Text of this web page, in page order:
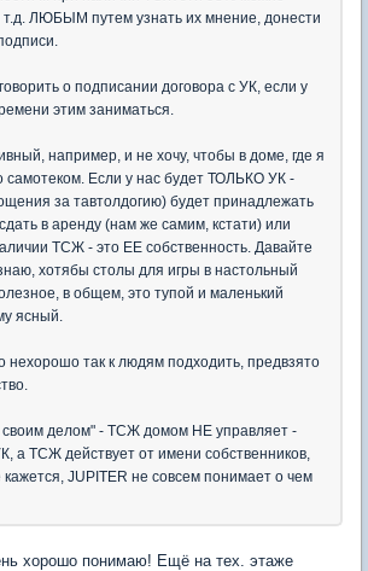
т.д. ЛЮБЫМ путем узнать их мнение, донести
о подписании договора с УК, если у
этим заниматься.
например, и не хочу, чтобы в доме, где я
самотеком. Если у нас будет ТОЛЬКО УК -
за тавтолдогию) будет принадлежать
в аренду (нам же самим, кстати) или
ТСЖ - это ЕЕ собственность. Давайте
хотябы столы для игры в настольный
в общем, это тупой и маленький
ясный.
нехорошо так к людям подходить, предвзято
своим делом" - ТСЖ домом НЕ управляет -
а ТСЖ действует от имени собственников,
JUPITER не совсем понимает о чем
хорошо понимаю! Ещё на тех. этаже